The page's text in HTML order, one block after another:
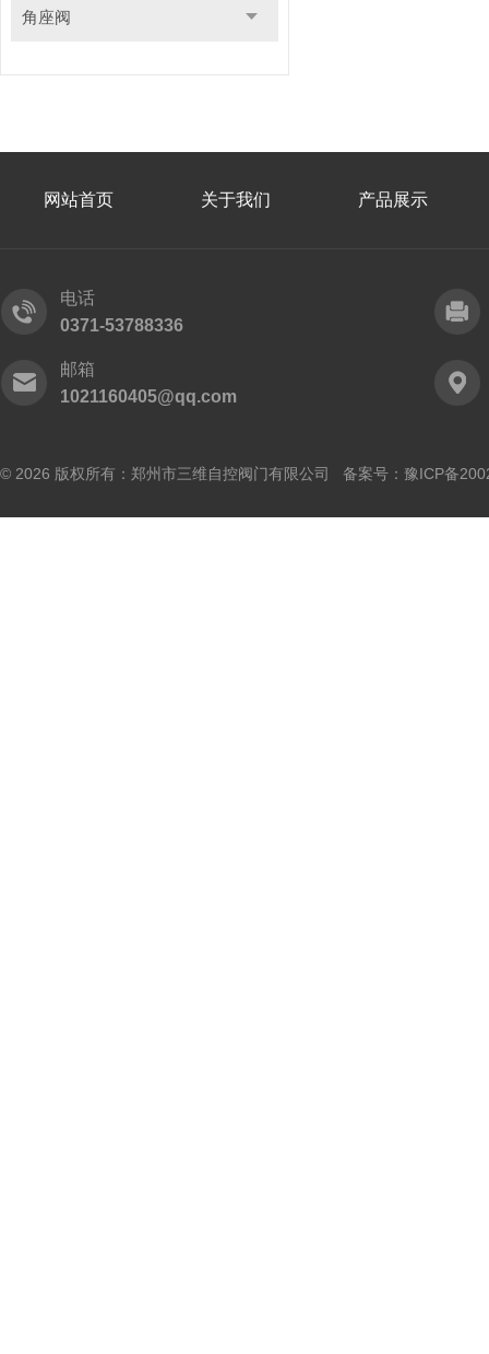
角座阀
网站首页 关于我们 产品展示
电话
0371-53788336
邮箱
1021160405@qq.com
© 2026 版权所有：郑州市三维自控阀门有限公司 备案号： 豫ICP备